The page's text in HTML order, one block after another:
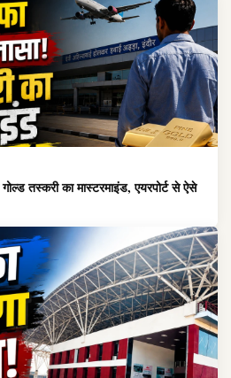
गोल्ड तस्करी का मास्टरमाइंड, एयरपोर्ट से ऐसे